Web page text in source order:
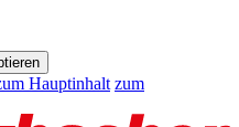
Hauptinhalt zum